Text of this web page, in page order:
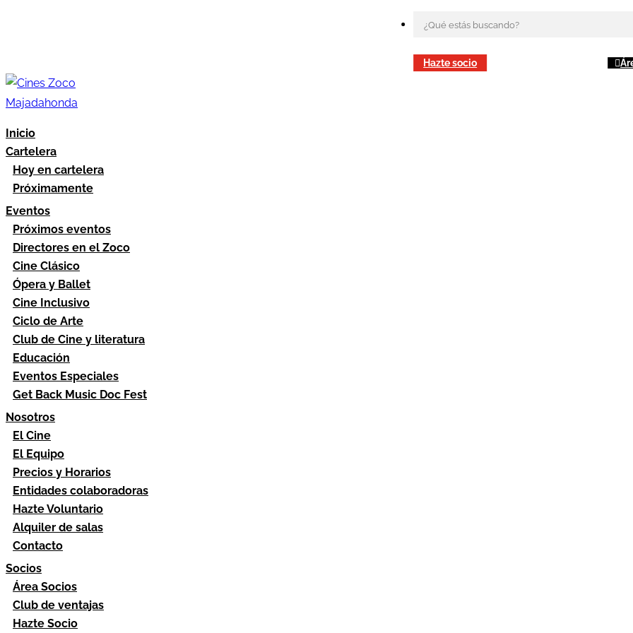
Hazte socio
Inicio
Cartelera
Hoy en cartelera
Próximamente
Eventos
Próximos eventos
Directores en el Zoco
Cine Clásico
Ópera y Ballet
Cine Inclusivo
Ciclo de Arte
Club de Cine y literatura
Educación
Eventos Especiales
Get Back Music Doc Fest
Nosotros
El Cine
El Equipo
Precios y Horarios
Entidades colaboradoras
Hazte Voluntario
Alquiler de salas
Contacto
Socios
Área Socios
Club de ventajas
Hazte Socio